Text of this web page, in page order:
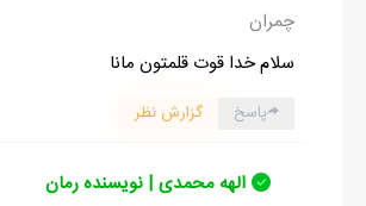
چمران
سلام خدا قوت قلمتون مانا
پاسخ گزارش نظر
الهه محمدی | نویسنده رمان